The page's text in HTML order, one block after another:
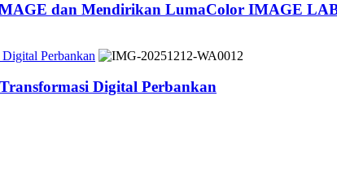
dan Mendirikan LumaColor IMAGE
Perbankan
Digital Perbankan